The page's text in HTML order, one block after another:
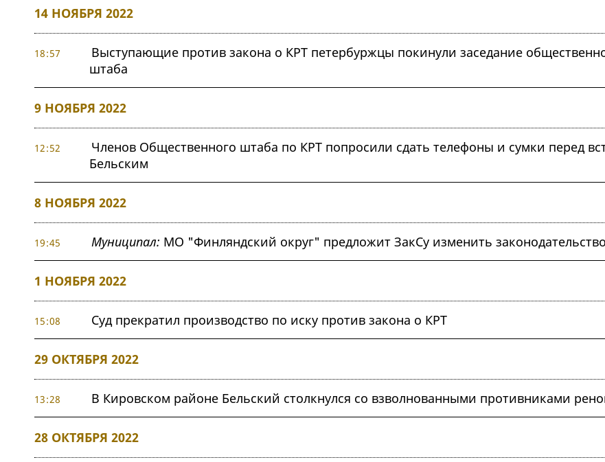
14 НОЯБРЯ 2022
18:57
Выступающие против закона о КРТ петербуржцы покинули заседание
штаба
9 НОЯБРЯ 2022
12:52
Членов Общественного штаба по КРТ попросили сдать телефоны и сумки перед
Бельским
8 НОЯБРЯ 2022
19:45 Муниципал: МО "Финляндский округ" предложит ЗакСу изменить
1 НОЯБРЯ 2022
15:08 Суд прекратил производство по иску против закона о КРТ
29 ОКТЯБРЯ 2022
13:28 В Кировском районе Бельский столкнулся со взволнованными противниками
28 ОКТЯБРЯ 2022